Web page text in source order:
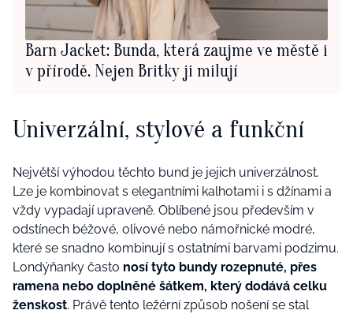
Barn Jacket: Bunda, která zaujme ve městě i
v přírodě. Nejen Britky ji milují
Univerzální, stylové a funkční
Největší výhodou těchto bund je jejich univerzálnost.
Lze je kombinovat s elegantními kalhotami i s džínami a
vždy vypadají upraveně. Oblíbené jsou především v
odstínech béžové, olivové nebo námořnické modré,
které se snadno kombinují s ostatními barvami podzimu.
Londýňanky často nosí tyto bundy rozepnuté, přes
ramena nebo doplněné šátkem, který dodává celku
ženskost. Právě tento ležérní způsob nošení se stal